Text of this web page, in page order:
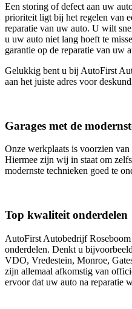
Een storing of defect aan uw
prioriteit ligt bij het regelen van
reparatie van uw auto. U wilt
u uw auto niet lang hoeft te
garantie op de reparatie van uw
Gelukkig bent u bij AutoFirst
aan het juiste adres voor
Garages met de
Onze werkplaats is voorzien van
Hiermee zijn wij in staat om
modernste technieken goed te
Top kwaliteit onderdelen
AutoFirst Autobedrijf
onderdelen. Denkt u
VDO, Vredestein, Monroe,
zijn allemaal afkomstig van
ervoor dat uw auto na reparatie